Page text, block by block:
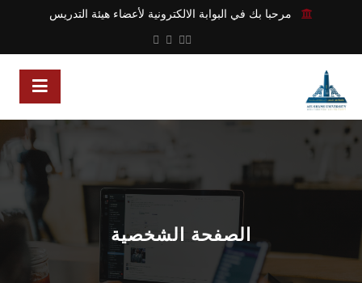
مرحبا بك في البوابة الالكترونية لأعضاء هيئة التدريس
الصفحة الشخصية